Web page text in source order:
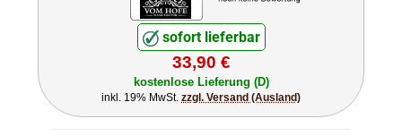
sofort lieferbar
33,90 €
kostenlose Lieferung (D)
inkl. 19% MwSt. zzgl. Versand (Ausland)